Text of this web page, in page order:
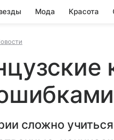
Мода Красота
сложно